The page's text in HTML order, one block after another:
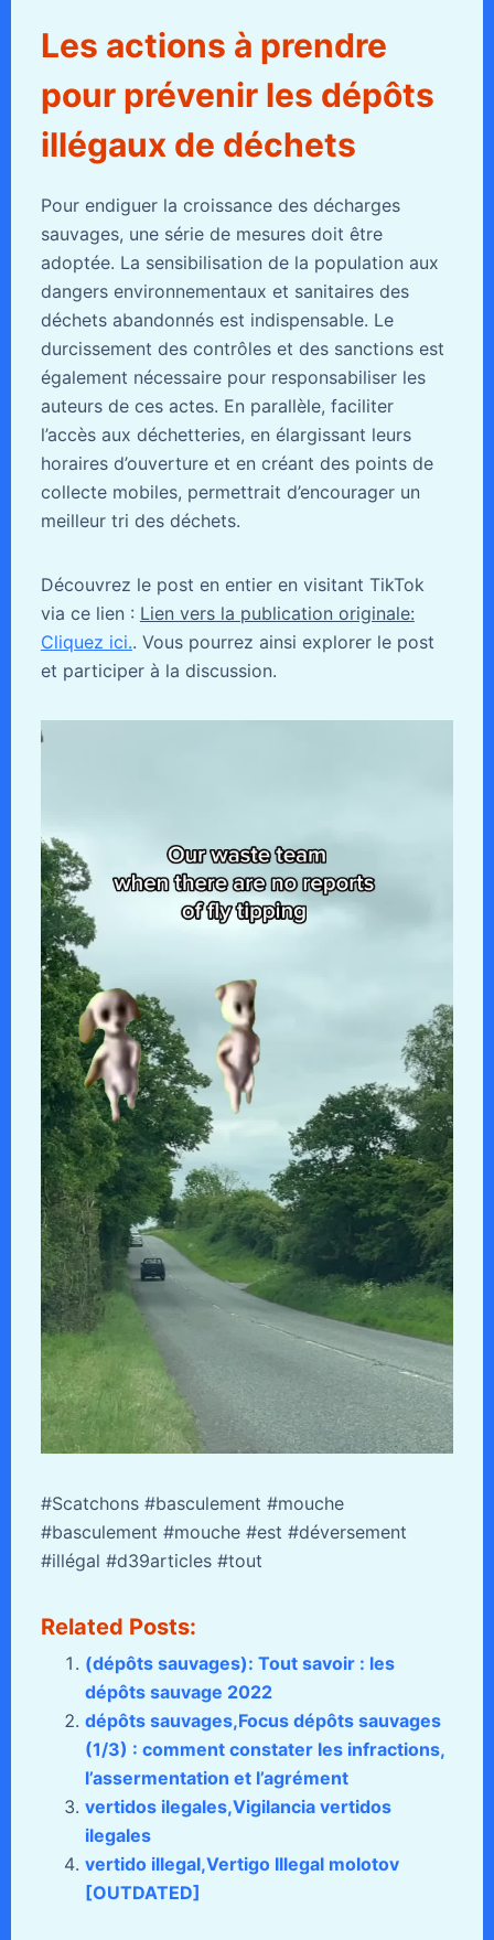
Les actions à prendre
pour prévenir les dépôts
illégaux de déchets
Pour endiguer la croissance des décharges
sauvages, une série de mesures doit être
adoptée. La sensibilisation de la population aux
dangers environnementaux et sanitaires des
déchets abandonnés est indispensable. Le
durcissement des contrôles et des sanctions est
également nécessaire pour responsabiliser les
auteurs de ces actes. En parallèle, faciliter
l’accès aux déchetteries, en élargissant leurs
horaires d’ouverture et en créant des points de
collecte mobiles, permettrait d’encourager un
meilleur tri des déchets.
Découvrez le post en entier en visitant TikTok
via ce lien : Lien vers la publication originale:
Cliquez ici.. Vous pourrez ainsi explorer le post
et participer à la discussion.
#Scatchons #basculement #mouche
#basculement #mouche #est #déversement
#illégal #d39articles #tout
Related Posts:
(dépôts sauvages): Tout savoir : les
dépôts sauvage 2022
dépôts sauvages,Focus dépôts sauvages
(1/3) : comment constater les infractions,
l’assermentation et l’agrément
vertidos ilegales,Vigilancia vertidos
ilegales
vertido illegal,Vertigo Illegal molotov
[OUTDATED]